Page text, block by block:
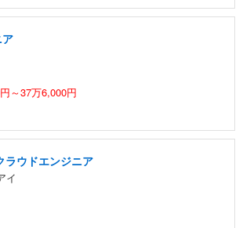
～37万6,000円
ラウドエンジニア
イ